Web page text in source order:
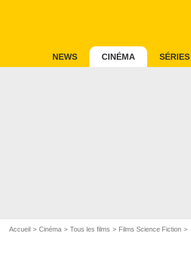
NEWS CINÉMA SÉRIES
Accueil Cinéma Tous les films Films Science Fiction